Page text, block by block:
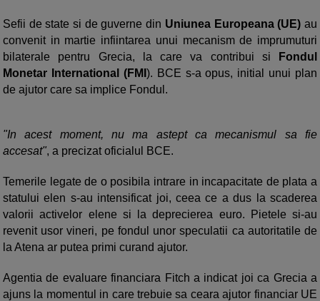
Sefii de state si de guverne din Uniunea Europeana (UE)au
convenit in martie infiintarea unui mecanism de imprumuturi
bilaterale pentru Grecia, la care va contribui si
Fondul
Monetar International (FMI ). BCE s-a opus, initial unui plan
de ajutor care sa implice Fondul.
"In acest moment, nu ma astept ca mecanismul sa fie
accesat", a precizat oficialul BCE.
Temerile legate de o posibila intrare in incapacitate de plata a
statului elen s-au intensificat joi, ceea ce a dus la scaderea
valorii activelor elene si la deprecierea euro. Pietele si-au
revenit usor vineri, pe fondul unor speculatii ca autoritatile de
la Atena ar putea primi curand ajutor.
Agentia de evaluare financiara Fitch a indicat joi ca Grecia a
ajuns la momentul in care trebuie sa ceara ajutor financiar UE